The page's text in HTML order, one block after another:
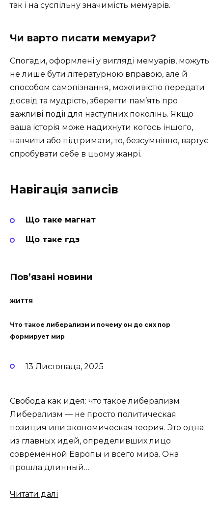
так і на суспільну значимість мемуарів.
Чи варто писати мемуари?
Спогади, оформлені у вигляді мемуарів, можуть
не лише бути літературною вправою, але й
способом самопізнання, можливістю передати
досвід та мудрість, зберегти пам’ять про
важливі події для наступних поколінь. Якщо
ваша історія може надихнути когось іншого,
навчити або підтримати, то, безсумнівно, вартує
спробувати себе в цьому жанрі.
Навігація записів
Що таке магнат
Що таке гдз
Пов’язані новини
ЖИТТЯ
Что такое либерализм и почему он до сих пор
формирует мир
13 Листопада, 2025
Свобода как идея: что такое либерализм
Либерализм — не просто политическая
позиция или экономическая теория. Это одна
из главных идей, определивших лицо
современной Европы и всего мира. Она
прошла длинный…
Читати далі